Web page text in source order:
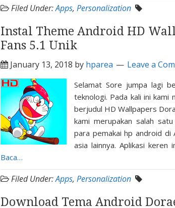
Filed Under:Apps, Personalization
Instal Theme Android HD
Fans 5.1 Unik
January 13, 2018 by hparea Leave a
Selamat Sore jumpa lagi
teknologi. Pada kali ini kami
berjudul HD Wallpapers
kami merupakan salah
para pemakai hp android di
asia lainnya. Aplikasi keren
Baca…
Filed Under:Apps, Personalization
Download Tema Android